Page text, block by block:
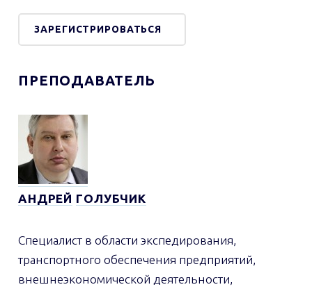
ПРЕПОДАВАТЕЛЬ
АНДРЕЙ ГОЛУБЧИК
Специалист в области экспедирования,
транспортного обеспечения предприятий,
внешнеэкономической деятельности,